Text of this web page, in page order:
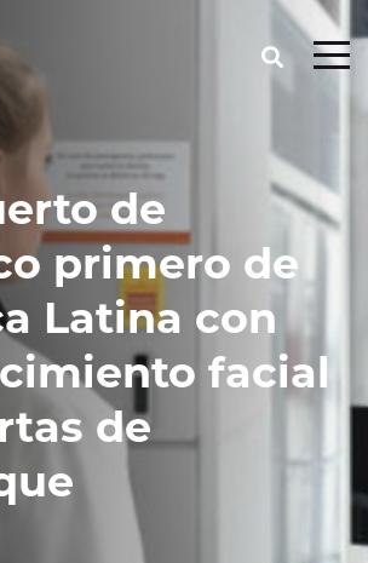
de
primero de
Latina con
facial
de